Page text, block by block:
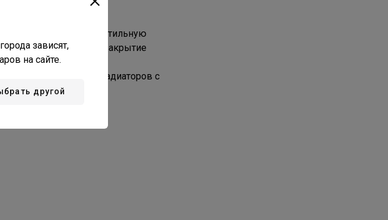
Клапан имеет вентильную
системы. Открытие и закрытие
случае применения радиаторов с
зависят,
на сайте.
другой